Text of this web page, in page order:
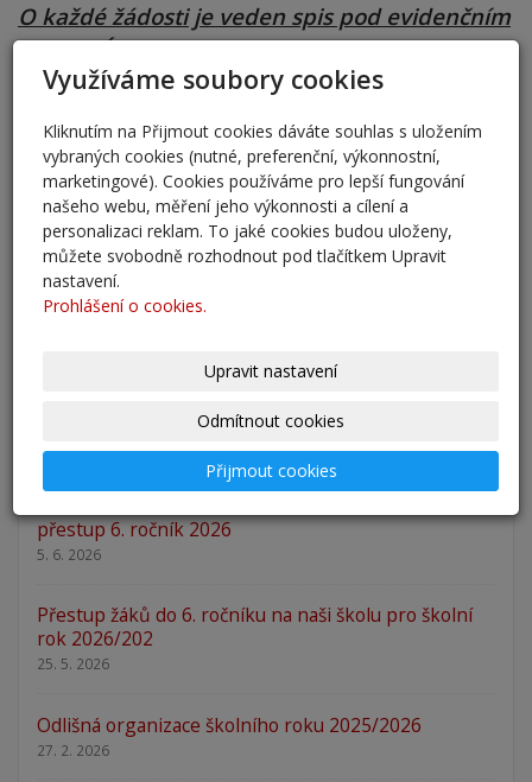
O každé žádosti je veden spis pod evidenčním
číslem. Účastník řízení má právo nahlížet do
spisu. S tím je spojeno právo činit si výpisy a
spisu či jeho části.
Pro školní rok 2023/2024 otevíráme 3 třídy,
kapacita tříd je 83 žáků. Žáci budou přijímáni
na základě vyhlášených kriterií. V případě
přihlášení většího počtu zájemců rozhodne o
Desatero pro rodiče
přestup 6. ročník 2026
5. 6. 2026
Přestup žáků do 6. ročníku na naši školu pro školní
rok 2026/202
25. 5. 2026
Odlišná organizace školního roku 2025/2026
27. 2. 2026
Využíváme soubory cookies
Kliknutím na Přijmout cookies dáváte souhlas s uložením
vybraných cookies (nutné, preferenční, výkonnostní,
marketingové). Cookies používáme pro lepší fungování
našeho webu, měření jeho výkonnosti a cílení a
personalizaci reklam. To jaké cookies budou uloženy,
můžete svobodně rozhodnout pod tlačítkem Upravit
nastavení.
Prohlášení o cookies.
Upravit nastavení
Odmítnout cookies
Přijmout cookies